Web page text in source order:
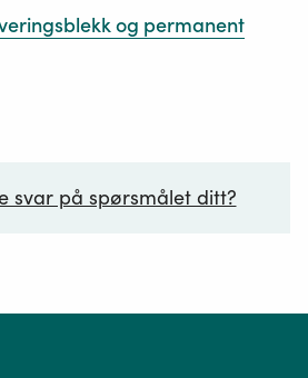
og permanent
svar på spørsmålet ditt?